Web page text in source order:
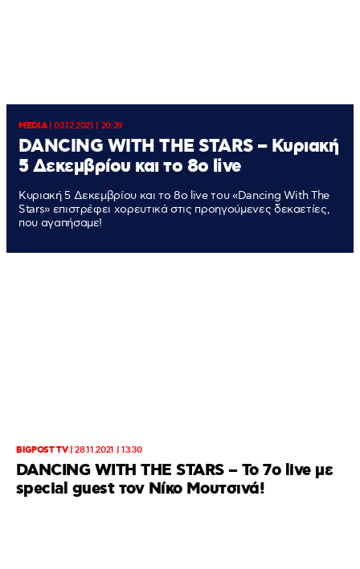
MEDIA|03.12.2021 | 20:39
DANCING WITH THE STARS – Κυριακή
5 Δεκεμβρίου και το 8ο live
Κυριακή 5 Δεκεμβρίου και το 8ο live του «Dancing With The
Stars» επιστρέφει χορευτικά στις προηγούμενες δεκαετίες,
που αγαπήσαμε!
BIGPOST TV|28.11.2021 | 13:30
DANCING WITH THE STARS – To 7o live με
special guest τον Νίκο Μουτσινά!